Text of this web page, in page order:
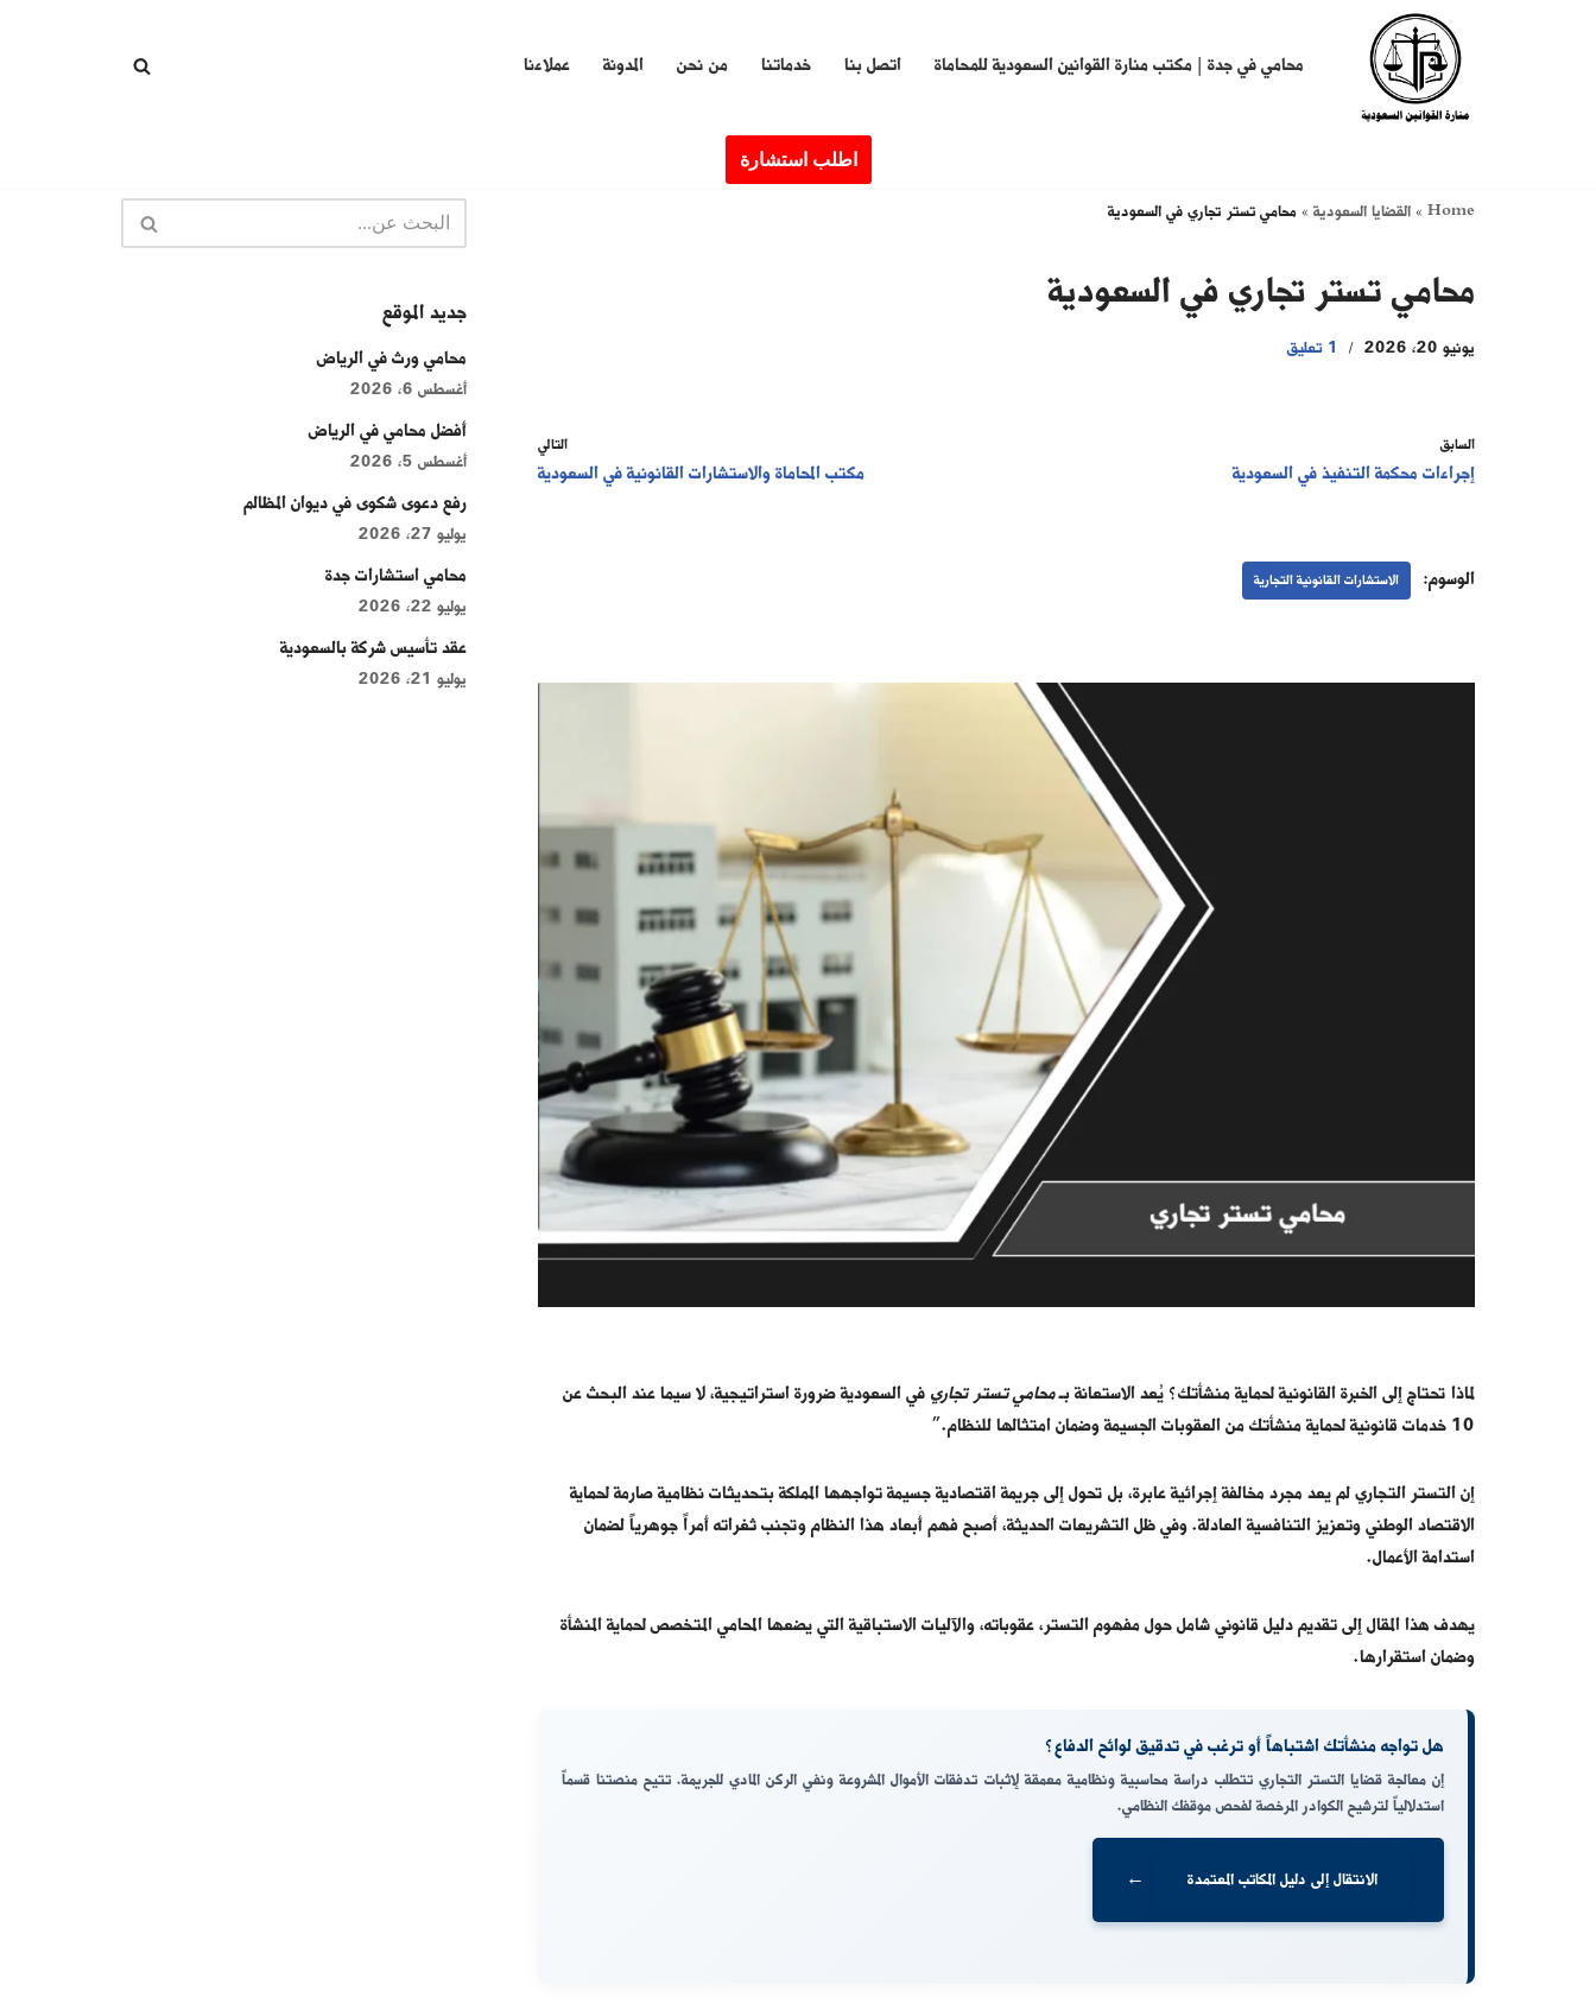
محامي في جدة | مكتب منارة القوانين السعودية للمحاماة اتصل بنا خدماتنا من نحن المدونة عملاءنا
اطلب استشارة
Home
»القضايا السعودية »محامي تستر تجاري في السعودية
محامي تستر تجاري في السعودية
يونيو 20, 2026 1 تعليق
السابق
إجراءات محكمة التنفيذ في السعودية
التالي
مكتب المحاماة والاستشارات القانونية في السعودية
الوسوم: الاستشارات القانونية التجارية
لماذا تحتاج إلى الخبرة القانونية لحماية منشأتك؟ يُعد الاستعانة بـمحامي تستر تجاري في السعودية ضرورة استراتيجية، لا سيما عند البحث عن
10 خدمات قانونية لحماية منشأتك من العقوبات الجسيمة وضمان امتثالها للنظام.”
إن التستر التجاري لم يعد مجرد مخالفة إجرائية عابرة، بل تحول إلى جريمة اقتصادية جسيمة تواجهها المملكة بتحديثات نظامية صارمة لحماية
الاقتصاد الوطني وتعزيز التنافسية العادلة. وفي ظل التشريعات الحديثة، أصبح فهم أبعاد هذا النظام وتجنب ثغراته أمراً جوهرياً لضمان
استدامة الأعمال.
يهدف هذا المقال إلى تقديم دليل قانوني شامل حول مفهوم التستر، عقوباته، والآليات الاستباقية التي يضعها المحامي المتخصص لحماية المنشأة
وضمان استقرارها.
هل تواجه منشأتك اشتباهاً أو ترغب في تدقيق لوائح الدفاع؟
إن معالجة قضايا التستر التجاري تتطلب دراسة محاسبية ونظامية معمقة لإثبات تدفقات الأموال المشروعة ونفي الركن المادي للجريمة. تتيح منصتنا قسماً
استدلالياً لترشيح الكوادر المرخصة لفحص موقفك النظامي.
الانتقال إلى دليل المكاتب المعتمدة ←
جديد الموقع
محامي ورث في الرياض
أغسطس 6, 2026
أفضل محامي في الرياض
أغسطس 5, 2026
رفع دعوى شكوى في ديوان المظالم
يوليو 27, 2026
محامي استشارات جدة
يوليو 22, 2026
عقد تأسيس شركة بالسعودية
يوليو 21, 2026